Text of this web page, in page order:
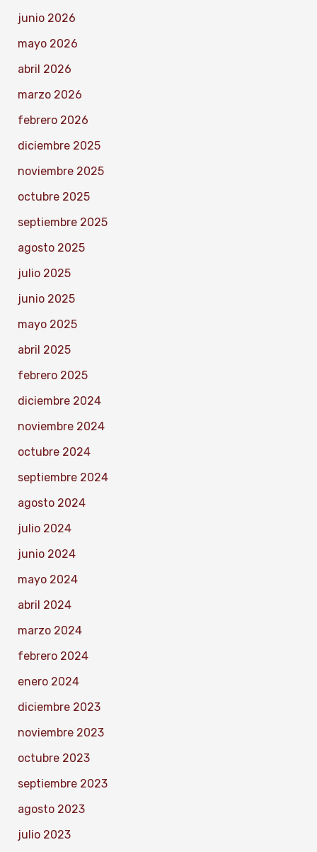
junio 2026
mayo 2026
abril 2026
marzo 2026
febrero 2026
diciembre 2025
noviembre 2025
octubre 2025
septiembre 2025
agosto 2025
julio 2025
junio 2025
mayo 2025
abril 2025
febrero 2025
diciembre 2024
noviembre 2024
octubre 2024
septiembre 2024
agosto 2024
julio 2024
junio 2024
mayo 2024
abril 2024
marzo 2024
febrero 2024
enero 2024
diciembre 2023
noviembre 2023
octubre 2023
septiembre 2023
agosto 2023
julio 2023